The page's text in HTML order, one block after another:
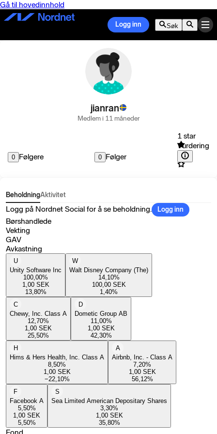
Gå til hovedinnhold
Logg inn Søk
jianran
Medlem i 11 måneder
0 Følgere 0 Følger
1 star
Vurdering
BeholdningAktivitet
Logg på Nordnet Social for å se beholdning. Logg inn
Børshandlede
Vekting
GAV
Avkastning
U
Unity Software Inc
100,00%
1,00 SEK
13,80%
W
Walt Disney Company (The)
14,10%
100,00 SEK
1,40%
C
Chewy, Inc. Class A
12,70%
1,00 SEK
25,50%
D
Dometic Group AB
11,00%
1,00 SEK
42,30%
H
Hims & Hers Health, Inc. Class A
8,50%
1,00 SEK
−22,10%
A
Airbnb, Inc. - Class A
7,20%
1,00 SEK
56,12%
F
Facebook A
5,50%
1,00 SEK
5,50%
S
Sea Limited American Depositary Shares
3,30%
1,00 SEK
35,80%